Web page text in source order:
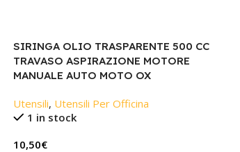
SIRINGA OLIO TRASPARENTE 500 CC
TRAVASO ASPIRAZIONE MOTORE
MANUALE AUTO MOTO OX
Utensili, Utensili Per Officina
1 in stock
10,50€